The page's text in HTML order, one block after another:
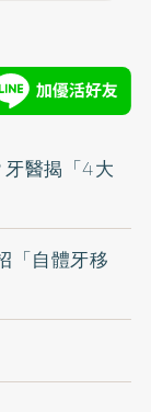
醫揭「4大
「自體牙移